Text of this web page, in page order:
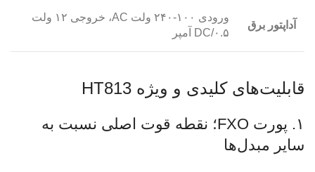
آداپتور برق
ورودی ۱۰۰-۲۴۰ ولت AC، خروجی ۱۲ ولت
DC/۰.۵ آمپر
قابلیت‌های کلیدی و ویژه HT813
۱. پورت FXO؛ نقطه قوت اصلی نسبت به
سایر مبدل‌ها